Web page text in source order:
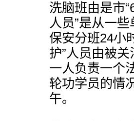
洗脑班由是市
人员”是从一
保安分班24小
护”人员由被
一人负责一个
轮功学员的情
午。